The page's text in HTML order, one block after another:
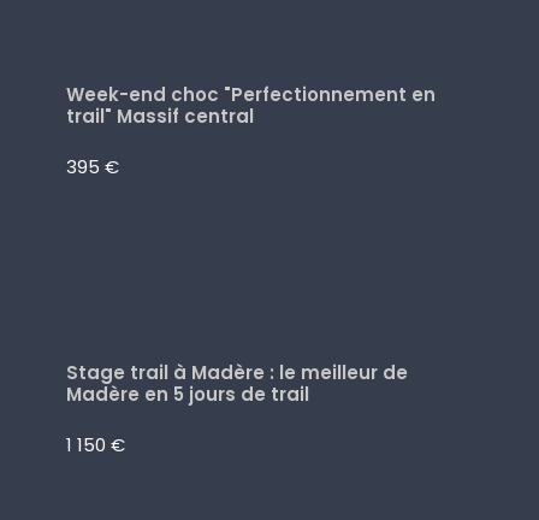
Week-end choc "Perfectionnement en
trail" Massif central
395 €
Stage trail à Madère : le meilleur de
Madère en 5 jours de trail
1 150 €